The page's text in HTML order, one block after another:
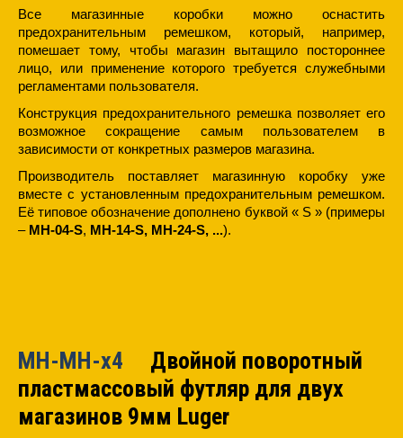
Все магазинные коробки можно оснастить
предохранительным ремешком, который, например,
помешает тому, чтобы магазин вытащило постороннее
лицо, или применение которого требуется служебными
регламентами пользователя.
Конструкция предохранительного ремешка позволяет его
возможное сокращение самым пользователем в
зависимости от конкретных размеров магазина.
Производитель поставляет магазинную коробку уже
вместе с установленным предохранительным ремешком.
Её типовое обозначение дополнено буквой « S » (примеры
– MH-04-S, MH-14-S, MH-24-S, ...).
MH-MH-x4 Двойной поворотный
пластмассовый футляр для двух
магазинов 9мм Luger